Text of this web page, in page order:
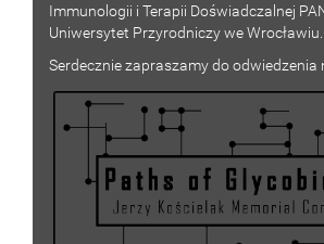
Immunologii i Terapii Doświadczalnej
Uniwersytet Przyrodniczy we Wrocławiu.
Serdecznie zapraszamy do odwiedzenia